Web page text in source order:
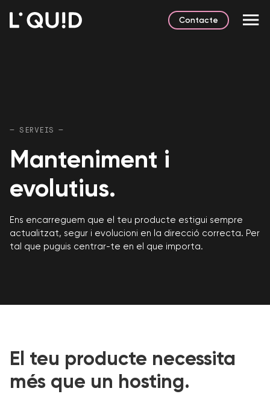
Contacte
— SERVEIS —
Manteniment i
evolutius.
Ens encarreguem que el teu producte estigui sempre
actualitzat, segur i evolucioni en la direcció correcta. Per
tal que puguis centrar-te en el que importa.
El teu producte necessita
més que un hosting.